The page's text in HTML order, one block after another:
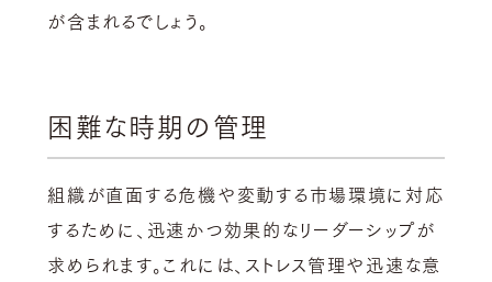
が含まれるでしょう。
困難な時期の管理
組織が直面する危機や変動する市場環境に対応
するために、迅速かつ効果的なリーダーシップが
求められます。これには、ストレス管理や迅速な意